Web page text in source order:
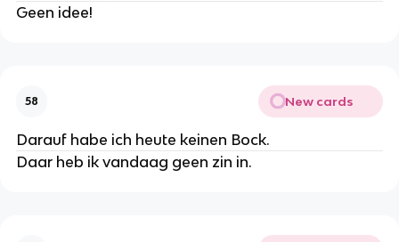
Geen idee!
58 New cards
Darauf habe ich heute keinen Bock.
Daar heb ik vandaag geen zin in.